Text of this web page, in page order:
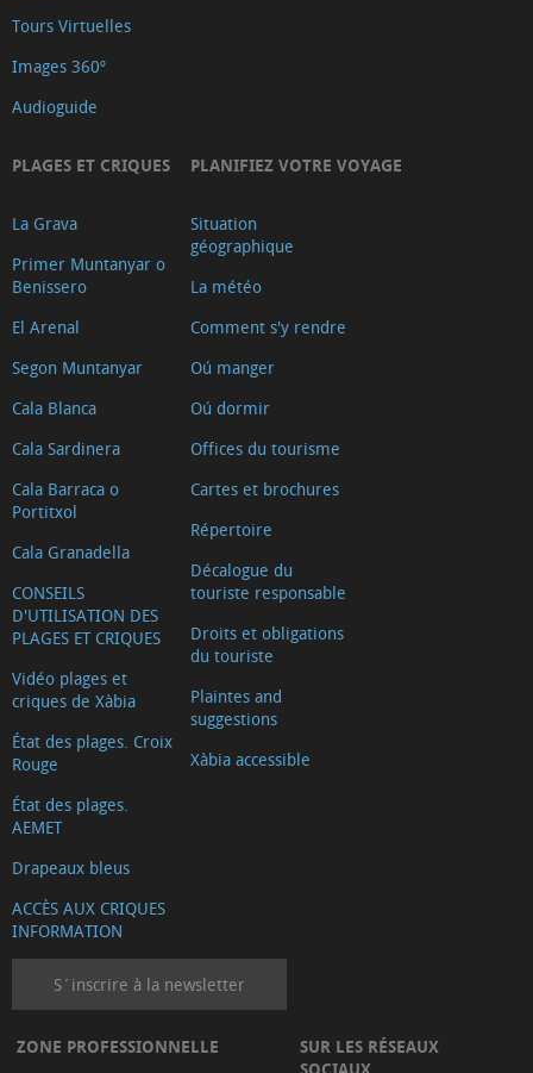
Tours Virtuelles
Images 360º
Audioguide
PLAGES ET CRIQUES
La Grava
Primer Muntanyar o
Benissero
El Arenal
Segon Muntanyar
Cala Blanca
Cala Sardinera
Cala Barraca o
Portitxol
Cala Granadella
CONSEILS
D'UTILISATION DES
PLAGES ET CRIQUES
Vidéo plages et
criques de Xàbia
État des plages. Croix
Rouge
État des plages.
AEMET
Drapeaux bleus
ACCÈS AUX CRIQUES
INFORMATION
PLANIFIEZ VOTRE VOYAGE
Situation
géographique
La météo
Comment s'y rendre
Oú manger
Oú dormir
Offices du tourisme
Cartes et brochures
Répertoire
Décalogue du
touriste responsable
Droits et obligations
du touriste
Plaintes and
suggestions
Xàbia accessible
S´inscrire à la newsletter
ZONE PROFESSIONNELLE
SUR LES RÉSEAUX